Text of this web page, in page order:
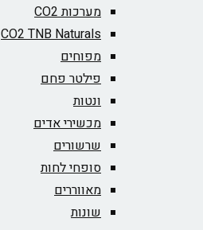
מערכות CO2
CO2 TNB Naturals
מפוחים
פילטר פחם
ונטות
מכשירי אדים
שרשורים
סופחי לחות
מאווררים
שונות